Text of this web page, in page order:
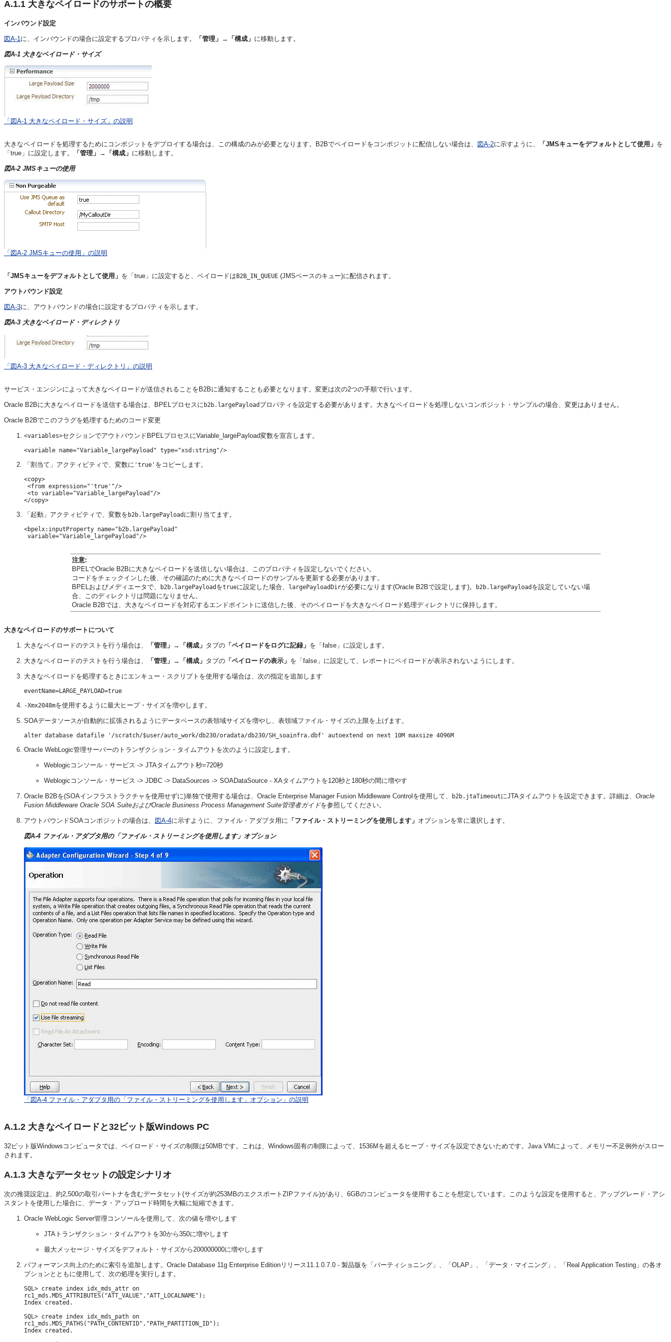
A.1.1 大きなペイロードのサポートの概要
インバウンド設定
図A-1 に、インバウンドの場合に設定するプロパティを示します。 「管理」 → 「構成」 に移動します。
図A-1 大きなペイロード・サイズ
「図A-1 大きなペイロード・サイズ」の説明
大きなペイロードを処理するためにコンポジットをデプロイする場合は、この構成のみが必要となります。B2Bでペイロードをコンポジットに配信しない場合は、 図A-2に示すように、 「JMSキューをデフォルトとして使用」 を
「true」に設定します。
「管理」 → 「構成」 に移動します。
図A-2 JMSキューの使用
「図A-2 JMSキューの使用」の説明
「JMSキューをデフォルトとして使用」 を「true」に設定すると、ペイロードはB2B_IN_QUEUE (JMSベースのキュー)に配信されます。
アウトバウンド設定
図A-3に、アウトバウンドの場合に設定するプロパティを示します。
図A-3 大きなペイロード・ディレクトリ
「図A-3 大きなペイロード・ディレクトリ」の説明
サービス・エンジンによって大きなペイロードが送信されることをB2Bに通知することも必要となります。変更は次の2つの手順で行います。
Oracle B2Bに大きなペイロードを送信する場合は、BPELプロセスに b2b.largePayload プロパティを設定する必要があります。大きなペイロードを処理しないコンポジット・サンプルの場合、変更はありません。
Oracle B2Bでこのフラグを処理するためのコード変更
<variables>セクションでアウトバウンドBPELプロセスにVariable_largePayload変数を宣言します。
「割当て」アクティビティで、変数に 'true' をコピーします。
<copy>
<from expression="'true'"/>
<to variable="Variable_largePayload"/>
「起動」アクティビティで、変数を b2b.largePayload に割り当てます。
<bpelx:inputProperty name="b2b.largePayload"
注意:
BPELでOracle B2Bに大きなペイロードを送信しない場合は、このプロパティを設定しないでください。
コードをチェックインした後、その確認のために大きなペイロードのサンプルを更新する必要があります。
BPELおよびメディエータで、
b2b.largePayload をtrueに設定した場合、 largePayloadDirが必要になります(Oracle B2Bで設定します)。 b2b.largePayload を設定していない場
合、このディレクトリは問題になりません。
Oracle B2Bでは、大きなペイロードを対応するエンドポイントに送信した後、そのペイロードを大きなペイロード処理ディレクトリに保持します。
大きなペイロードのサポートについて
大きなペイロードのテストを行う場合は、 「管理」 → 「構成」 タブの 「ペイロードをログに記録」 を「false」に設定します。
大きなペイロードのテストを行う場合は、 「管理」 → 「構成」 タブの 「ペイロードの表示」 を「false」に設定して、レポートにペイロードが表示されないようにします。
大きなペイロードを処理するときにエンキュー・スクリプトを使用する場合は、次の指定を追加します
-Xmx2048mを使用するように最大ヒープ・サイズを増やします。
SOAデータソースが自動的に拡張されるようにデータベースの表領域サイズを増やし、表領域ファイル・サイズの上限を上げます。
alter database datafile '/scratch/$user/auto_work/db230/oradata/db230/SH_soainfra.dbf' autoextend on next 10M maxsize 4096M
Oracle WebLogic管理サーバーのトランザクション・タイムアウトを次のように設定します。
Weblogicコンソール・サービス -> JTAタイムアウト秒=720秒
Weblogicコンソール・サービス -> JDBC -> DataSources -> SOADataSource - XAタイムアウトを120秒と180秒の間に増やす
Oracle B2Bを(SOAインフラストラクチャを使用せずに)単独で使用する場合は、Oracle Enterprise Manager Fusion Middleware Controlを使用して、 b2b.jtaTimeoutにJTAタイムアウトを設定できます。詳細は、 Oracle
Fusion Middleware Oracle SOA SuiteおよびOracle Business Process Management Suite管理者ガイドを参照してください。
アウトバウンドSOAコンポジットの場合は、 図A-4に示すように、ファイル・アダプタ用に 「ファイル・ストリーミングを使用します」 オプションを常に選択します。
図A-4 ファイル・アダプタ用の「ファイル・ストリーミングを使用します」オプション
「図A-4 ファイル・アダプタ用の「ファイル・ストリーミングを使用します」オプション」の説明
A.1.2 大きなペイロードと32ビット版Windows PC
32ビット版Windowsコンピュータでは、ペイロード・サイズの制限は50MBです。これは、Windows固有の制限によって、1536Mを超えるヒープ・サイズを設定できないためです。Java VMによって、メモリー不足例外がスロー
されます。
A.1.3 大きなデータセットの設定シナリオ
次の推奨設定は、約2,500の取引パートナを含むデータセット(サイズが約253MBのエクスポートZIPファイル)があり、6GBのコンピュータを使用することを想定しています。このような設定を使用すると、アップグレード・アシ
スタントを使用した場合に、データ・アップロード時間を大幅に短縮できます。
Oracle WebLogic Server管理コンソールを使用して、次の値を増やします
JTAトランザクション・タイムアウトを30から350に増やします
最大メッセージ・サイズをデフォルト・サイズから200000000に増やします
パフォーマンス向上のために索引を追加します。Oracle Database 11g Enterprise Editionリリース11.1.0.7.0 - 製品版を「パーティショニング」、「OLAP」、「データ・マイニング」、「Real Application Testing」の各オ
プションとともに使用して、次の処理を実行します。
SQL> create index idx_mds_attr on
rc1_mds.MDS_ATTRIBUTES("ATT_VALUE","ATT_LOCALNAME");
Index created.
SQL> create index idx_mds_path on
rc1_mds.MDS_PATHS("PATH_CONTENTID","PATH_PARTITION_ID");
Index created.